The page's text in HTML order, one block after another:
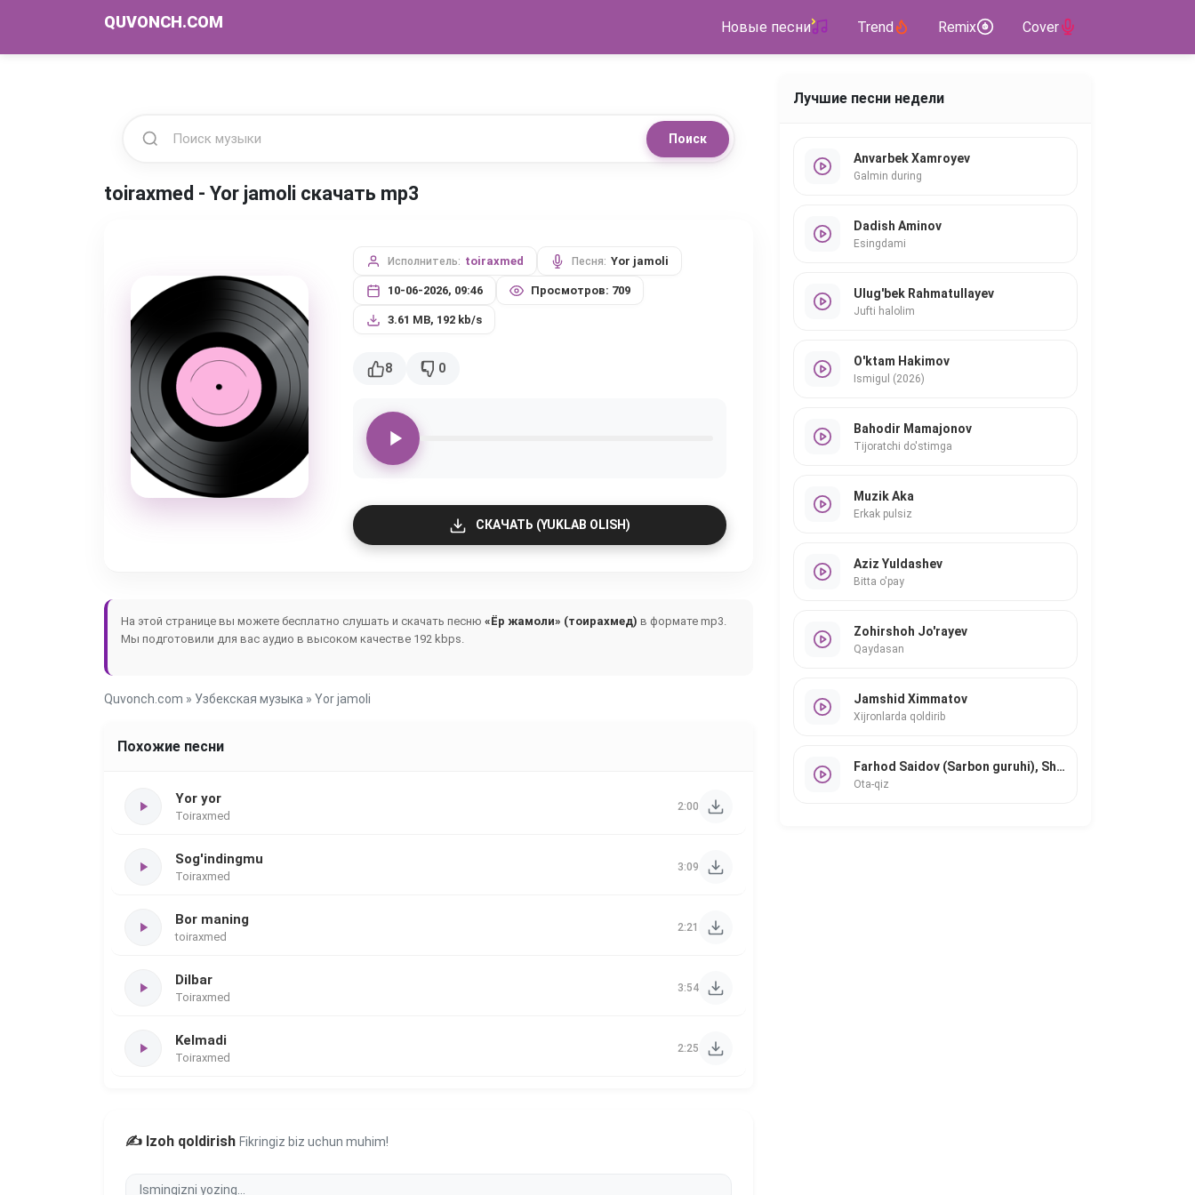
QUVONCH.COM Новые песни Trend Remix Cover
Поиск
toiraxmed - Yor jamoli скачать mp3
Исполнитель: toiraxmed Песня: Yor jamoli
10-06-2026, 09:46 Просмотров: 709
3.61 MB, 192 kb/s
8 0
СКАЧАТЬ (YUKLAB OLISH)
На этой странице вы можете бесплатно слушать и скачать песню «Ёр жамоли» (тоирахмед) в формате mp3.
Мы подготовили для вас аудио в высоком качестве 192 kbps.
Quvonch.com » Узбекская музыка » Yor jamoli
Похожие песни
Yor yor
Toiraxmed
2:00
Sog'indingmu
Toiraxmed
3:09
Bor maning
toiraxmed
2:21
Dilbar
Toiraxmed
3:54
Kelmadi
Toiraxmed
2:25
✍️ Izoh qoldirish Fikringiz biz uchun muhim!
Лучшие песни недели
Anvarbek Xamroyev
Galmin during
Dadish Aminov
Esingdami
Ulug'bek Rahmatullayev
Jufti halolim
O'ktam Hakimov
Ismigul (2026)
Bahodir Mamajonov
Tijoratchi do'stimga
Muzik Aka
Erkak pulsiz
Aziz Yuldashev
Bitta o'pay
Zohirshoh Jo'rayev
Qaydasan
Jamshid Ximmatov
Xijronlarda qoldirib
Farhod Saidov (Sarbon guruhi), Shahlo Mahmudova
Ota-qiz